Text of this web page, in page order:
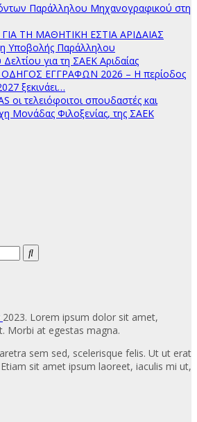
Παράλληλου Μηχανογραφικού στη
ΤΗ ΜΑΘΗΤΙΚΗ ΕΣΤΙΑ ΑΡΙΔΑΙΑΣ
Υποβολής Παράλληλου
για τη ΣΑΕΚ Αριδαίας
ΟΔΗΓΟΣ ΕΓΓΡΑΦΩΝ 2026 – Η περίοδος
ξεκινάει…
οι τελειόφοιτοι σπουδαστές και
Μονάδας Φιλοξενίας, της ΣΑΕΚ
2023. Lorem ipsum dolor sit amet,
Morbi at egestas magna.
sem sed, scelerisque felis. Ut ut erat
sit amet ipsum laoreet, iaculis mi ut,